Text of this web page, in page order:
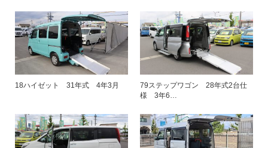
18ハイゼット 31年式 4年3月
79ステップワゴン 28年式2台仕
様 3年6…